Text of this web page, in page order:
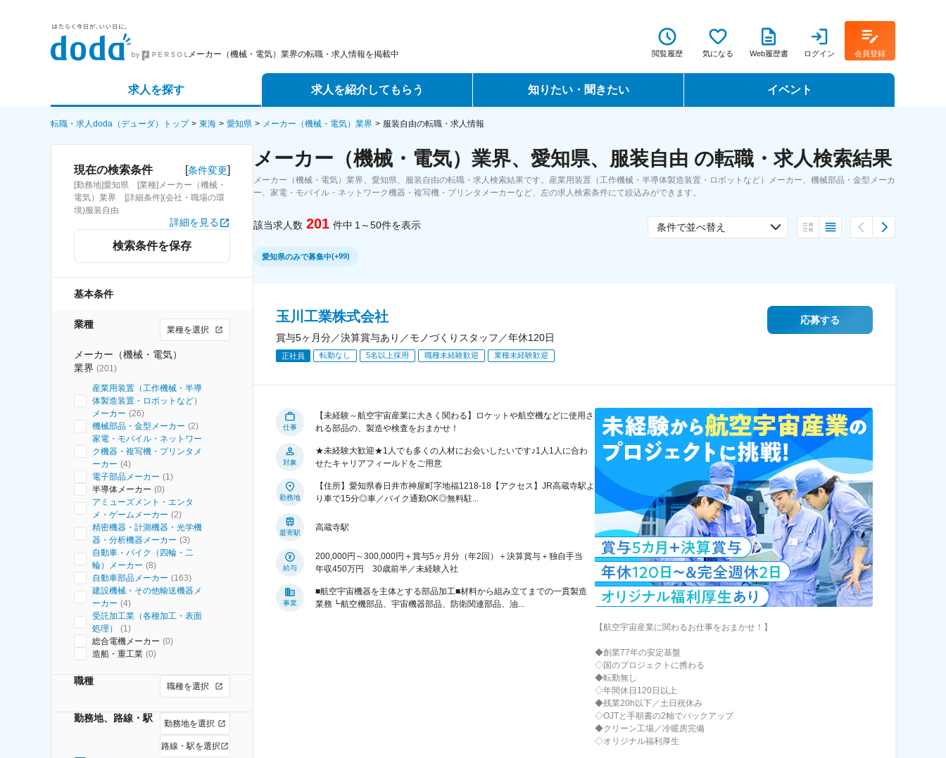
メーカー（機械・電気）業界の転職・求人情報を掲載中 閲覧履歴 気になる Web履歴書 ログイン 会員登録
求人を探す
詳細条件から探す
求人特集から探す
求人を紹介してもらう
エージェントサービス
スカウトサービス
パートナーエージェントサービス
知りたい・聞きたい
データで見る転職
コラム・インタビュー
イベント
転職フェア
転職・求人doda（デューダ）トップ 東海 愛知県 メーカー（機械・電気）業界 服装自由の転職・求人情報
現在の検索条件 [条件変更]
[勤務地]愛知県 [業種]メーカー（機械・
電気）業界 [詳細条件](会社・職場の環
境)服装自由
詳細を見る
検索条件を保存
基本条件
業種 業種を選択
メーカー（機械・電気）
業界 (201)
産業用装置（工作機械・半導
体製造装置・ロボットなど）
メーカー (26)
機械部品・金型メーカー (2)
家電・モバイル・ネットワー
ク機器・複写機・プリンタメ
ーカー (4)
電子部品メーカー (1)
半導体メーカー (0)
アミューズメント・エンタ
メ・ゲームメーカー (2)
精密機器・計測機器・光学機
器・分析機器メーカー (3)
自動車・バイク（四輪・二
輪）メーカー (8)
自動車部品メーカー (163)
建設機械・その他輸送機器メ
ーカー (4)
受託加工業（各種加工・表面
処理）
(1)
総合電機メーカー (0)
造船・重工業 (0)
職種 職種を選択
勤務地、路線・駅 勤務地を選択
路線・駅を選択
メーカー（機械・電気）業界、愛知県、服装自由 の転職・求人検索結果
メーカー（機械・電気）業界、愛知県、服装自由の転職・求人検索結果です。産業用装置（工作機械・半導体製造装置・ロボットなど）メーカー、機械部品・金型メーカ
ー、家電・モバイル・ネットワーク機器・複写機・プリンタメーカーなど、左の求人検索条件にて絞込みができます。
該当求人数 201 件中 1～50件を表示 条件で並べ替え
愛知県のみで募集中(+99)
玉川工業株式会社
賞与5ヶ月分／決算賞与あり／モノづくりスタッフ／年休120日
正社員 転勤なし 5名以上採用 職種未経験歓迎 業種未経験歓迎
応募する
仕事
【未経験～航空宇宙産業に大きく関わる】ロケットや航空機などに使用さ
れる部品の、製造や検査をおまかせ！
対象
★未経験大歓迎★1人でも多くの人材にお会いしたいです♪1人1人に合わ
せたキャリアフィールドをご用意
勤務地
【住所】愛知県春日井市神屋町字地福1218-18【アクセス】JR高蔵寺駅よ
り車で15分◎車／バイク通勤OK◎無料駐...
最寄駅
高蔵寺駅
給与
200,000円～300,000円＋賞与5ヶ月分（年2回）＋決算賞与＋独自手当
年収450万円 30歳前半／未経験入社
事業
■航空宇宙機器を主体とする部品加工■材料から組み立てまでの一貫製造
業務┗航空機部品、宇宙機器部品、防衛関連部品、油...
【航空宇宙産業に関わるお仕事をおまかせ！】
◆創業77年の安定基盤
◇国のプロジェクトに携わる
◆転勤無し
◇年間休日120日以上
◆残業20h以下／土日祝休み
◇OJTと手順書の2軸でバックアップ
◆クリーン工場／冷暖房完備
◇オリジナル福利厚生